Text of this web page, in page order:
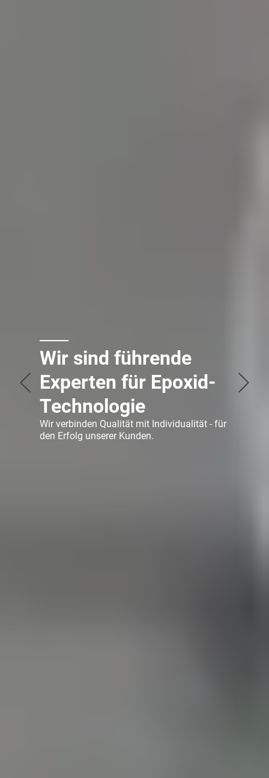
Wir sind führende
Experten für Epoxid-
Technologie
Wir verbinden Qualität mit Individualität - für
den Erfolg unserer Kunden.